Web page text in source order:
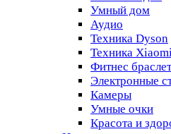
Умный дом
Аудио
Техника Dyson
Техника
Фитнес
Электронные
Камеры
Умные очки
Красота и